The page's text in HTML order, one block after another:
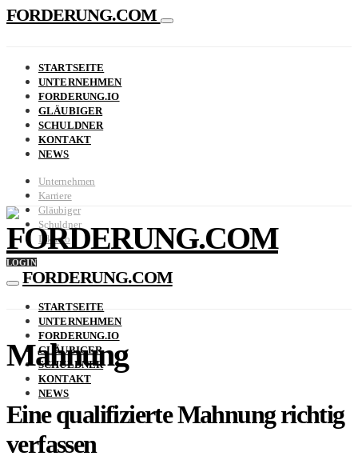
FORDERUNG.COM
STARTSEITE
UNTERNEHMEN
FORDERUNG.IO
GLÄUBIGER
SCHULDNER
KONTAKT
NEWS
Unternehmen
Karriere
Gläubiger
Schuldner
Inkasso
FORDERUNG.COM
LOGIN
FORDERUNG.COM
STARTSEITE
UNTERNEHMEN
FORDERUNG.IO
GLÄUBIGER
SCHULDNER
KONTAKT
NEWS
Mahnung
Eine qualifizierte Mahnung richtig
verfassen